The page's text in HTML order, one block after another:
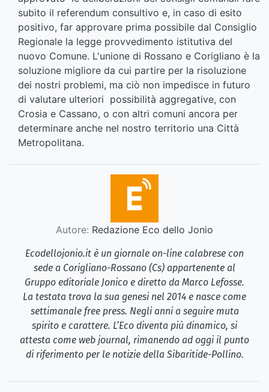
subito il referendum consultivo e, in caso di esito
positivo, far approvare prima possibile dal Consiglio
Regionale la legge provvedimento istitutiva del
nuovo Comune. L'unione di Rossano e Corigliano è la
soluzione migliore da cui partire per la risoluzione
dei nostri problemi, ma ciò non impedisce in futuro
di valutare ulteriori possibilità aggregative, con
Crosia e Cassano, o con altri comuni ancora per
determinare anche nel nostro territorio una Città
Metropolitana.
Autore: Redazione Eco dello Jonio
Ecodellojonio.it è un giornale on-line calabrese con
sede a Corigliano-Rossano (Cs) appartenente al
Gruppo editoriale Jonico e diretto da Marco Lefosse.
La testata trova la sua genesi nel 2014 e nasce come
settimanale free press. Negli anni a seguire muta
spirito e carattere. L’Eco diventa più dinamico, si
attesta come web journal, rimanendo ad oggi il punto
di riferimento per le notizie della Sibaritide-Pollino.